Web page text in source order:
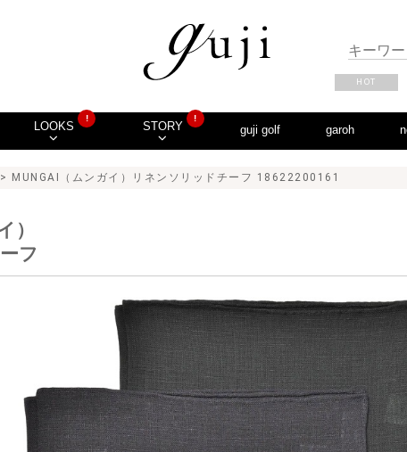
HOT
LOOKS
!
STORY
!
guji golf garoh
> MUNGAI（ムンガイ）リネンソリッドチーフ 18622200161